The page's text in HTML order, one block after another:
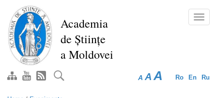
main
content
Academia
de Științe
a Moldovei
Ro En Ru
A A A